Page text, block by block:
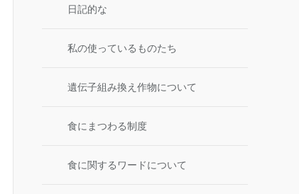
日記的な
私の使っているものたち
遺伝子組み換え作物について
食にまつわる制度
食に関するワードについて